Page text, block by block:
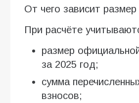
От чего зависит размер
При расчёте
размер
за 2025 год;
сумма
взносов;